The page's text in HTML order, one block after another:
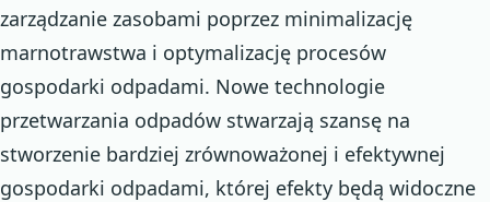
zarządzanie zasobami poprzez minimalizację
marnotrawstwa i optymalizację procesów
gospodarki odpadami. Nowe technologie
przetwarzania odpadów stwarzają szansę na
stworzenie bardziej zrównoważonej i efektywnej
gospodarki odpadami, której efekty będą widoczne